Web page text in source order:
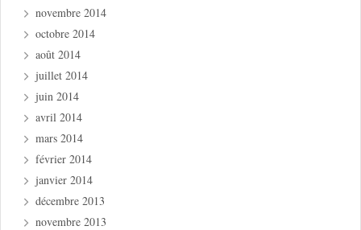
novembre 2014
octobre 2014
août 2014
juillet 2014
juin 2014
avril 2014
mars 2014
février 2014
janvier 2014
décembre 2013
novembre 2013